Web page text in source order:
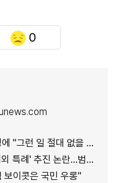
0
"그런 일 절대 없을 것"
진 논란…범여권서도 반발
이콧은 국민 우롱"